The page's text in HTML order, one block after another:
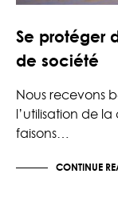
Se protéger
de société
Nous recevons
l’utilisation de
faisons…
CONTINUE